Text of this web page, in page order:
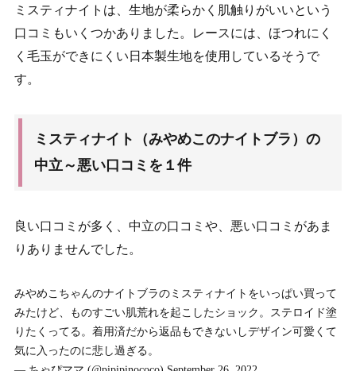
ミスティナイトは、生地が柔らかく肌触りがいいという
口コミもいくつかありました。レースには、ほつれにく
く毛玉ができにくい日本製生地を使用しているそうで
す。
ミスティナイト（みやめこのナイトブラ）の
中立～悪い口コミを１件
良い口コミが多く、中立の口コミや、悪い口コミがあま
りありませんでした。
みやめこちゃんのナイトブラのミスティナイトをいっぱい買って
みたけど、ものすごい肌荒れを起こしたショック。ステロイド塗
りたくってる。着用済だから返品もできないしデザイン可愛くて
気に入ったのに悲し過ぎる。